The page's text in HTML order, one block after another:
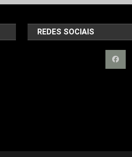
REDES SOCIAIS